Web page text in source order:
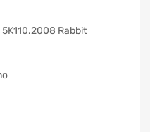
5K110.2008 Rabbit